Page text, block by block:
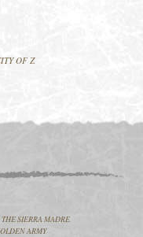
OF Z
SIERRA MADRE
ARMY